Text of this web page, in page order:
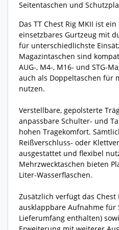
Seitentaschen und
Das TT Chest Rig MKII ist
einsetzbares Gurtzeug mit
für unterschiedlichste
Magazintaschen sind
AUG-, M4-, M16- und STG-
auch als Doppeltaschen für
nutzen.
Verstellbare, gepolsterte
anpassbare Schulter- und
hohen Tragekomfort.
Reißverschluss- oder
ausgestattet und flexibel
Mehrzwecktaschen bieten
Liter-Wasserflaschen.
Zusätzlich verfügt das Chest
ausklappbare Aufnahme für
Lieferumfang enthalten)